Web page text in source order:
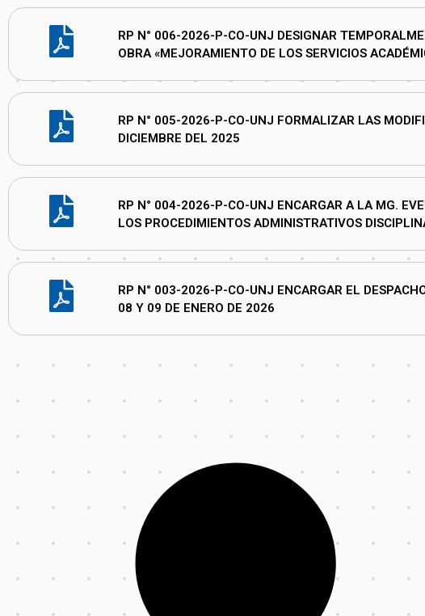
RP N° 006-2026-P-CO-UNJ DESIGNAR
OBRA «MEJORAMIENTO DE LOS SERVICIOS
RP N° 005-2026-P-CO-UNJ FORMALIZAR LAS
DICIEMBRE DEL 2025
RP N° 004-2026-P-CO-UNJ ENCARGAR A LA MG.
LOS PROCEDIMIENTOS ADMINISTRATIVOS
RP N° 003-2026-P-CO-UNJ ENCARGAR EL
08 Y 09 DE ENERO DE 2026